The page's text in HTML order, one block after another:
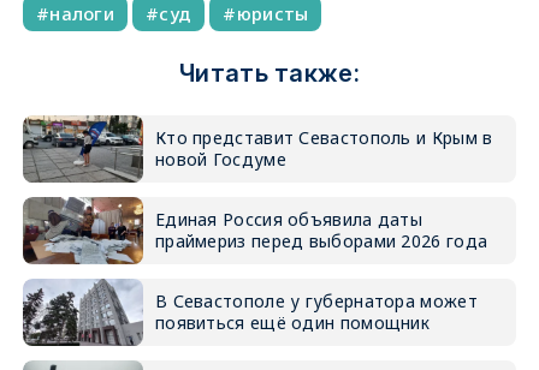
налоги
суд юристы
Читать также:
Кто представит Севастополь и Крым в
новой Госдуме
Единая Россия объявила даты
праймериз перед выборами 2026 года
В Севастополе у губернатора может
появиться ещё один помощник